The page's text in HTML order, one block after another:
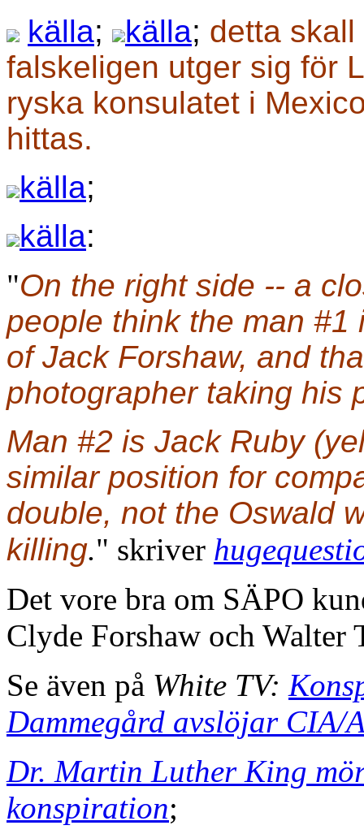
källa; källa; detta skall
falskeligen utger sig för
ryska konsulatet i
hittas.
källa;
källa:
"On the right side -- a
people think the man #1
of Jack Forshaw, and
photographer taking his
Man #2 is Jack Ruby
similar position for
double, not the Oswald
killing." skriver
Det vore bra om SÄPO
Clyde Forshaw och
Se även på White TV:
Dammegård avslöjar CIA/
Dr. Martin Luther King
konspiration;